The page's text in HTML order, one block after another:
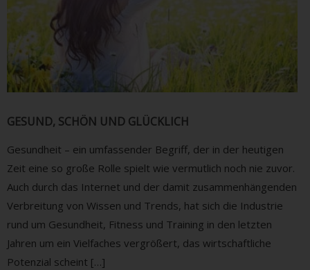
GESUND, SCHÖN UND GLÜCKLICH
Gesundheit – ein umfassender Begriff, der in der heutigen
Zeit eine so große Rolle spielt wie vermutlich noch nie zuvor.
Auch durch das Internet und der damit zusammenhängenden
Verbreitung von Wissen und Trends, hat sich die Industrie
rund um Gesundheit, Fitness und Training in den letzten
Jahren um ein Vielfaches vergrößert, das wirtschaftliche
Potenzial scheint […]